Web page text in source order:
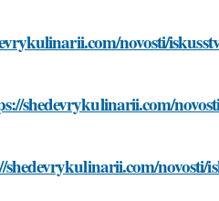
novosti/
shedevrykulinarii.com/
novosti/